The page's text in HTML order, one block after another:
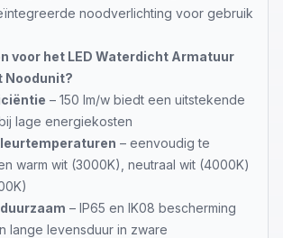
noodverlichting voor gebruik
voor het LED Waterdicht Armatuur
Noodunit?
– 150 lm/w biedt een uitstekende
lage energiekosten
– eenvoudig te
warm wit (3000K), neutraal wit (4000K)
– IP65 en IK08 bescherming
lange levensduur in zware